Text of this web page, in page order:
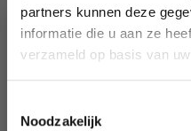
partners kunnen deze
informatie die u aan ze
verzameld op basis van
Noodzakelijk
Maat
140 x 200 cm
200 cm